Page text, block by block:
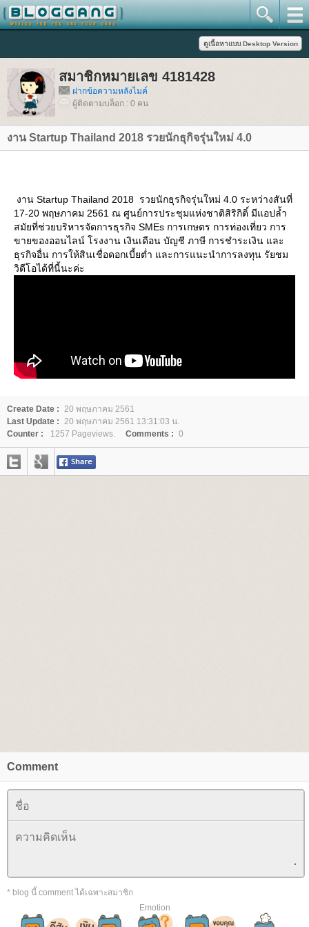
สมาชิกหมายเลข 4181428
ฝากข้อความหลังไมค์
ผู้ติดตามบล็อก : 0 คน
งาน Startup Thailand 2018 รวยนักธุกิจรุ่นใหม่ 4.0
งาน Startup Thailand 2018 รวยนักธุรกิจรุ่นใหม่ 4.0 ระหว่างสันที่
17-20 พฤษภาคม 2561 ณ ศูนย์การประชุมแห่งชาติสิริกิติ์ มีแอปล้ำ
สมัยที่ช่วยบริหารจัดการธุรกิจ SMEs การเกษตร การท่องเที่ยว การ
ขายของออนไลน์ โรงงาน เงินเดือน บัญชี ภาษี การชำระเงิน และ
ธุรกิจอื่น การให้สินเชื่อดอกเบี้ยต่ำ และการแนะนำการลงทุน รัยชม
วิดีโอได้ที่นี้นะค่ะ
Create Date : 20 พฤษภาคม 2561
Last Update : 20 พฤษภาคม 2561 13:31:03 น.
Counter :
1257 Pageviews. Comments : 0
Comment
* blog นี้ comment ได้เฉพาะสมาชิก
Emotion